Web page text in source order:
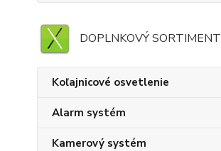
DOPLNKOVÝ SORTIMENT
Koľajnicové osvetlenie
Alarm systém
Kamerový systém